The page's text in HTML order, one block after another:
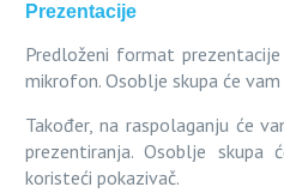
Prezentacije
Predloženi format
mikrofon. Osoblje skupa će
Također, na raspolaganju će
prezentiranja. Osoblje
koristeći pokazivač.